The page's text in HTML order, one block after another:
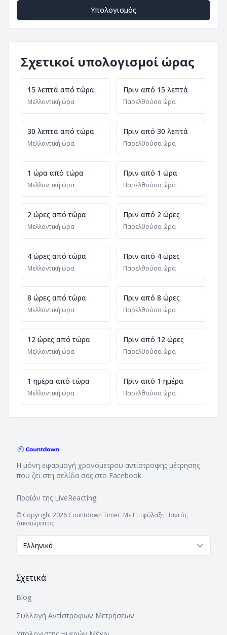
Υπολογισμός
Σχετικοί υπολογισμοί ώρας
15 λεπτά από τώρα
Μελλοντική ώρα
Πριν από 15 λεπτά
Παρελθούσα ώρα
30 λεπτά από τώρα
Μελλοντική ώρα
Πριν από 30 λεπτά
Παρελθούσα ώρα
1 ώρα από τώρα
Μελλοντική ώρα
Πριν από 1 ώρα
Παρελθούσα ώρα
2 ώρες από τώρα
Μελλοντική ώρα
Πριν από 2 ώρες
Παρελθούσα ώρα
4 ώρες από τώρα
Μελλοντική ώρα
Πριν από 4 ώρες
Παρελθούσα ώρα
8 ώρες από τώρα
Μελλοντική ώρα
Πριν από 8 ώρες
Παρελθούσα ώρα
12 ώρες από τώρα
Μελλοντική ώρα
Πριν από 12 ώρες
Παρελθούσα ώρα
1 ημέρα από τώρα
Μελλοντική ώρα
Πριν από 1 ημέρα
Παρελθούσα ώρα
Η μόνη εφαρμογή χρονόμετρου αντίστροφης μέτρησης
που ζει στη σελίδα σας στο Facebook.
Προϊόν της LiveReacting.
© Copyright 2026 Countdown Timer. Με Επιφύλαξη Παντός
Δικαιώματος.
Ελληνικά
Σχετικά
Blog
Συλλογή Αντίστροφων Μετρήσεων